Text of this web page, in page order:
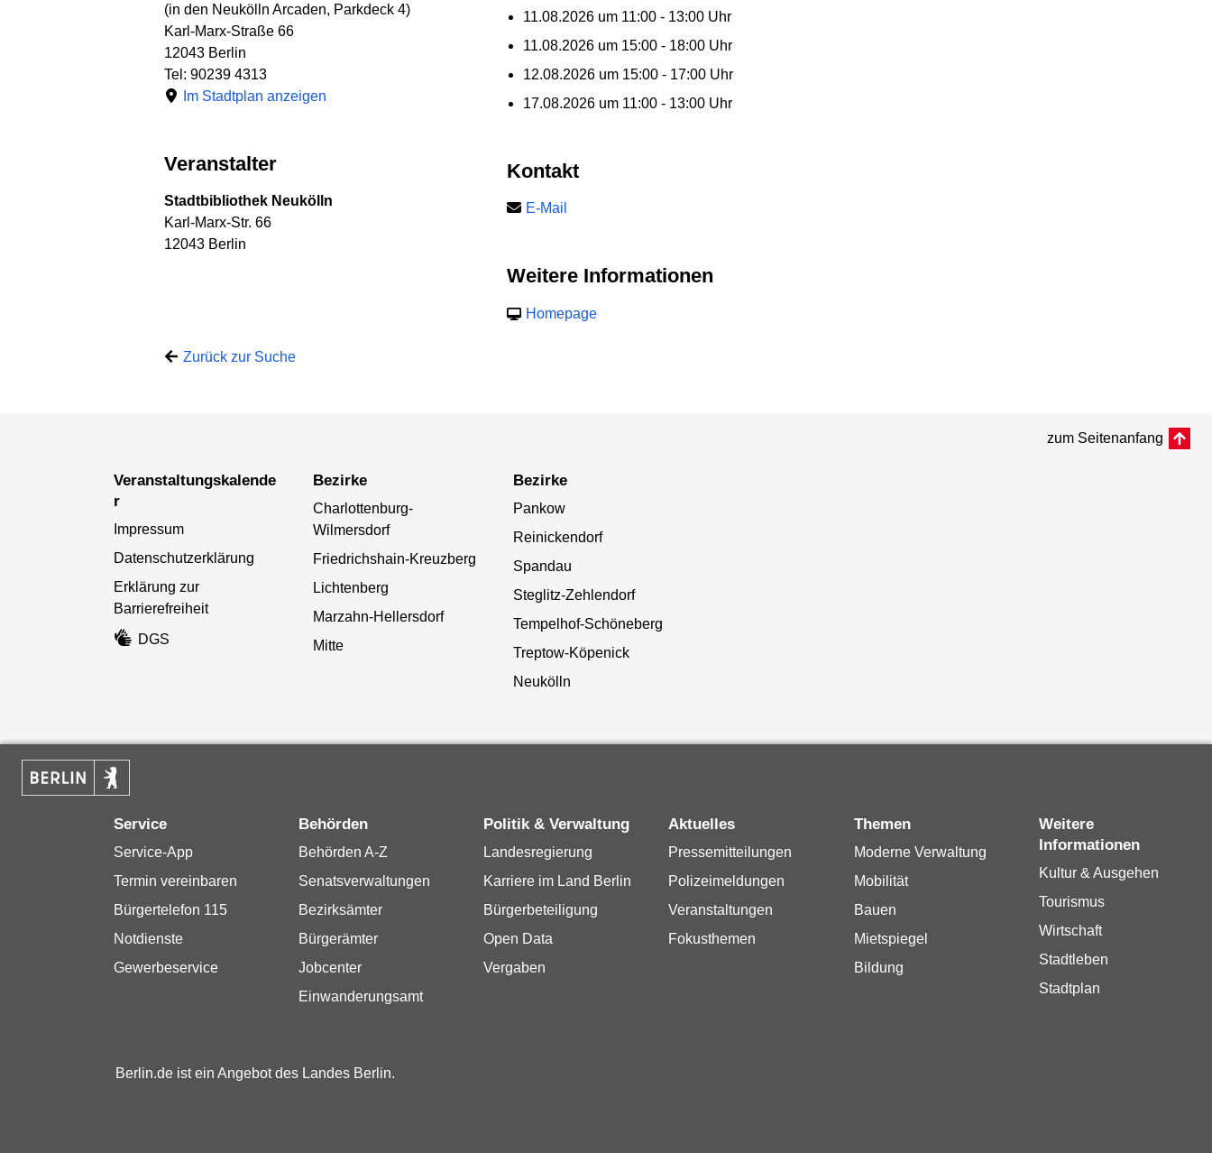
(in den Neukölln Arcaden, Parkdeck 4)
Karl-Marx-Straße 66
12043 Berlin
Tel: 90239 4313
Im Stadtplan anzeigen
Veranstalter
Stadtbibliothek Neukölln
Karl-Marx-Str. 66
12043 Berlin
11.08.2026 um 11:00 - 13:00 Uhr
11.08.2026 um 15:00 - 18:00 Uhr
12.08.2026 um 15:00 - 17:00 Uhr
17.08.2026 um 11:00 - 13:00 Uhr
Kontakt
E-Mail
Weitere Informationen
Homepage
Zurück zur Suche
zum Seitenanfang
Veranstaltungskalende
r
Impressum
Datenschutzerklärung
Erklärung zur
Barrierefreiheit
DGS
Bezirke
Charlottenburg-
Wilmersdorf
Friedrichshain-Kreuzberg
Lichtenberg
Marzahn-Hellersdorf
Mitte
Bezirke
Pankow
Reinickendorf
Spandau
Steglitz-Zehlendorf
Tempelhof-Schöneberg
Treptow-Köpenick
Neukölln
Service
Service-App
Termin vereinbaren
Bürgertelefon 115
Notdienste
Gewerbeservice
Behörden
Behörden A-Z
Senatsverwaltungen
Bezirksämter
Bürgerämter
Jobcenter
Einwanderungsamt
Politik & Verwaltung
Landesregierung
Karriere im Land Berlin
Bürgerbeteiligung
Open Data
Vergaben
Aktuelles
Pressemitteilungen
Polizeimeldungen
Veranstaltungen
Fokusthemen
Themen
Moderne Verwaltung
Mobilität
Bauen
Mietspiegel
Bildung
Weitere
Informationen
Kultur & Ausgehen
Tourismus
Wirtschaft
Stadtleben
Stadtplan
Berlin.de ist ein Angebot des Landes Berlin.